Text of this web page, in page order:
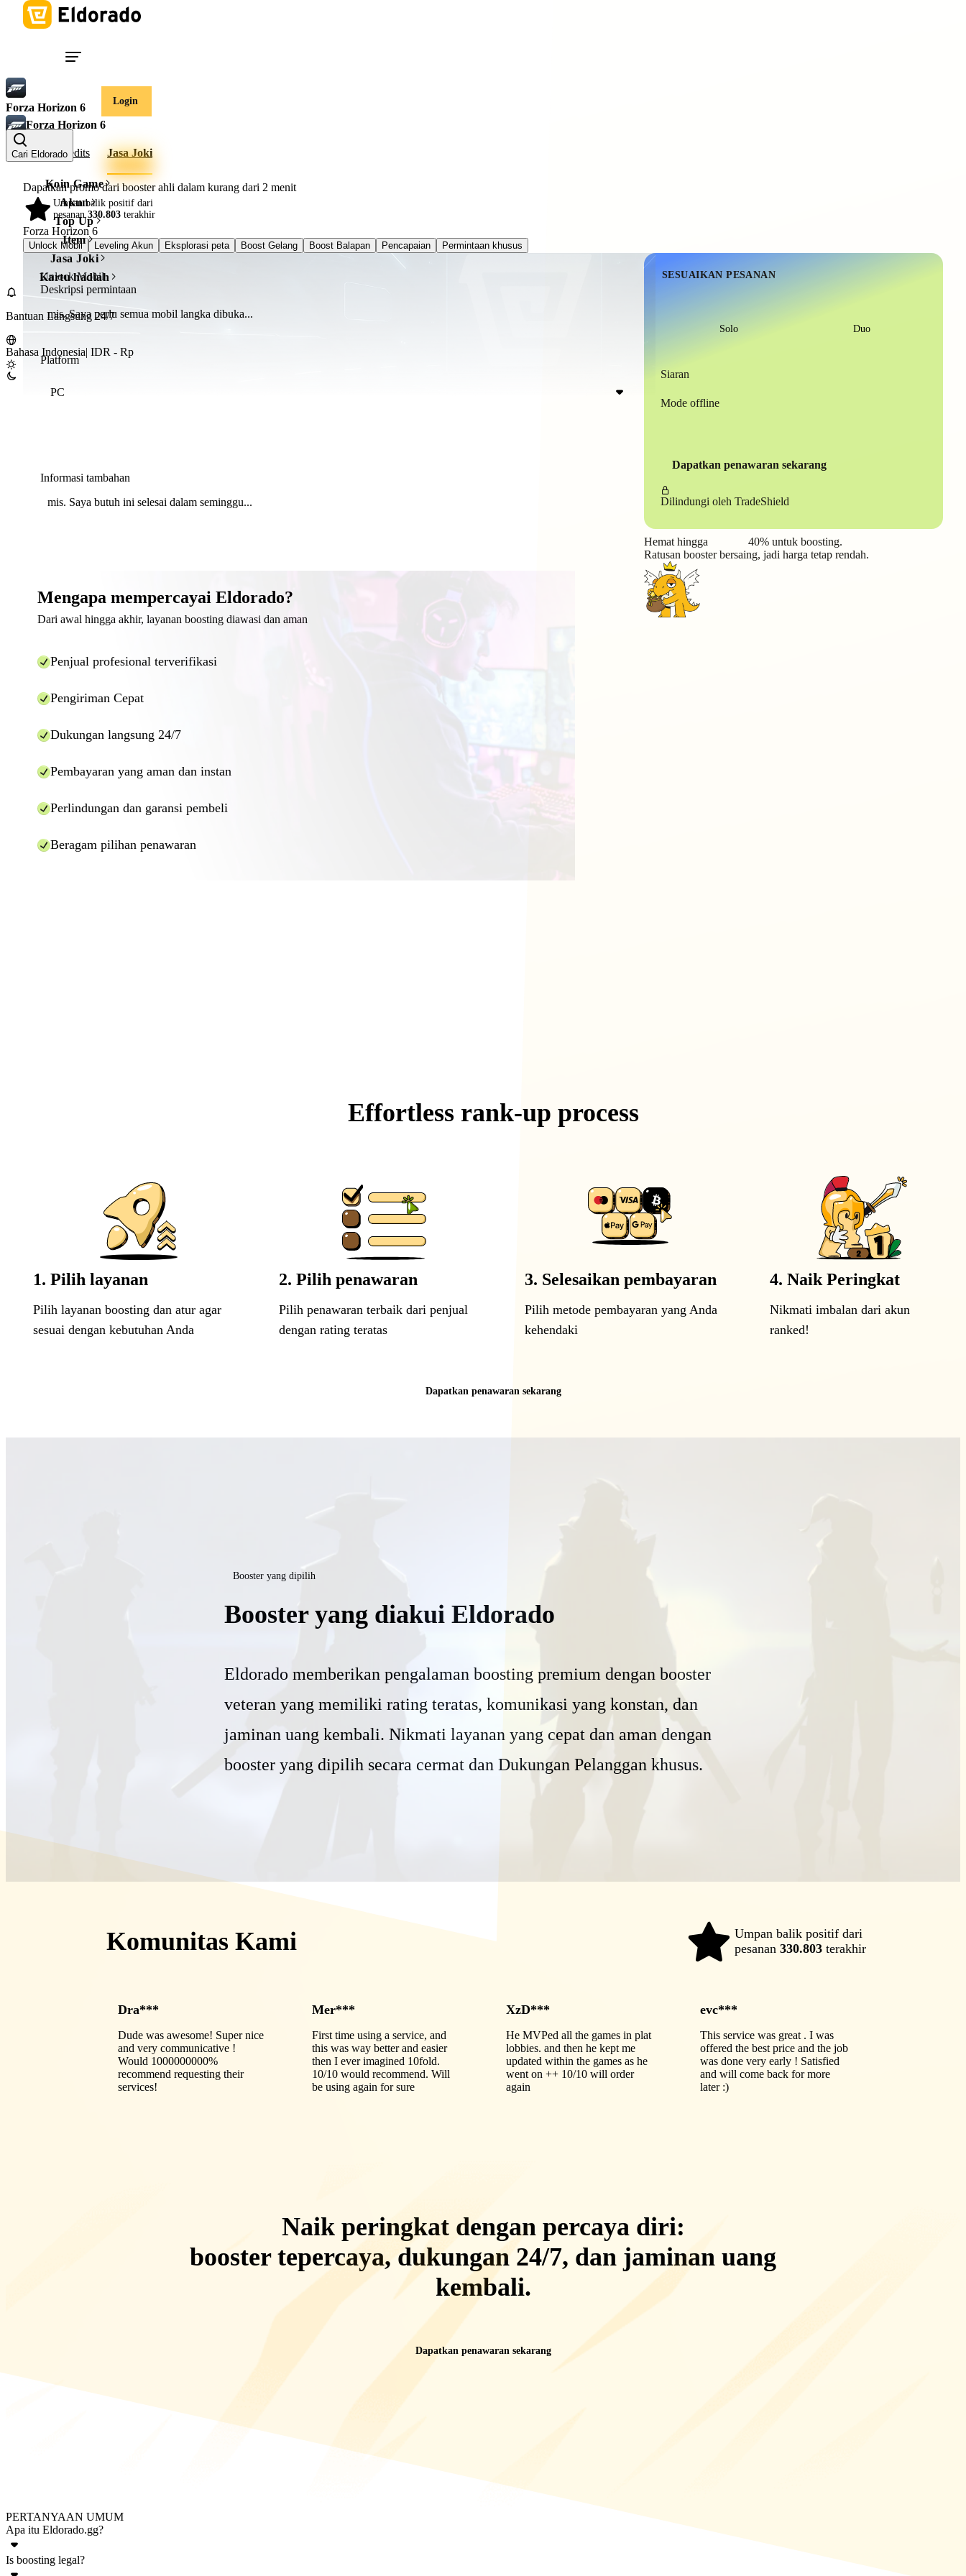
Login
Cari Eldorado
Koin Game
Akun
Top Up
Item
Jasa Joki
Kartu hadiah
Bantuan Langsung 24/7
Bahasa Indonesia| IDR - Rp
Forza Horizon 6
Forza Horizon 6
Akun Credits Jasa Joki
Dapatkan promo dari booster ahli dalam kurang dari 2 menit
Umpan balik positif dari
pesanan330.803 terakhir
Forza Horizon 6
Unlock Mobil Leveling Akun Eksplorasi peta Boost Gelang Boost Balapan Pencapaian Permintaan khusus
Unlock Mobil
Deskripsi permintaan
Platform
PC
Informasi tambahan
SESUAIKAN PESANAN
Solo Duo
Siaran
Mode offline
Dapatkan penawaran sekarang
Dilindungi oleh TradeShield
Hemat hingga 40% untuk boosting.
Ratusan booster bersaing, jadi harga tetap rendah.
Mengapa mempercayai Eldorado?
Dari awal hingga akhir, layanan boosting diawasi dan aman
Penjual profesional terverifikasi
Pengiriman Cepat
Dukungan langsung 24/7
Pembayaran yang aman dan instan
Perlindungan dan garansi pembeli
Beragam pilihan penawaran
Effortless rank-up process
1. Pilih layanan
Pilih layanan boosting dan atur agar
sesuai dengan kebutuhan Anda
2. Pilih penawaran
Pilih penawaran terbaik dari penjual
dengan rating teratas
3. Selesaikan pembayaran
Pilih metode pembayaran yang Anda
kehendaki
4. Naik Peringkat
Nikmati imbalan dari akun
ranked!
Dapatkan penawaran sekarang
Booster yang dipilih
Booster yang diakui Eldorado
Eldorado memberikan pengalaman boosting premium dengan booster
veteran yang memiliki rating teratas, komunikasi yang konstan, dan
jaminan uang kembali. Nikmati layanan yang cepat dan aman dengan
booster yang dipilih secara cermat dan Dukungan Pelanggan khusus.
Komunitas Kami
Umpan balik positif dari
pesanan 330.803 terakhir
Dra***
Dude was awesome! Super nice
and very communicative !
Would 1000000000%
recommend requesting their
services!
Mer***
First time using a service, and
this was way better and easier
then I ever imagined 10fold.
10/10 would recommend. Will
be using again for sure
XzD***
He MVPed all the games in plat
lobbies. and then he kept me
updated within the games as he
went on ++ 10/10 will order
again
evc***
This service was great . I was
offered the best price and the job
was done very early ! Satisfied
and will come back for more
later :)
Naik peringkat dengan percaya diri:
booster tepercaya, dukungan 24/7, dan jaminan uang
kembali.
Dapatkan penawaran sekarang
PERTANYAAN UMUM
Apa itu Eldorado.gg?
Eldorado.gg adalah pasar daring yang menawarkan beragam barang dalam game—mata uang, akun, item, jasa joki, dan top up. Eldorado mendukung banyak game populer, di mana Anda dapat membeli dan
Is boosting legal?